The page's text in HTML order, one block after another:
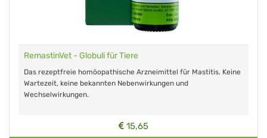
RemastinVet - Globuli für Tiere
Das rezeptfreie homöopathische Arzneimittel für Mastitis. Keine
Wartezeit, keine bekannten Nebenwirkungen und
Wechselwirkungen.
15,65